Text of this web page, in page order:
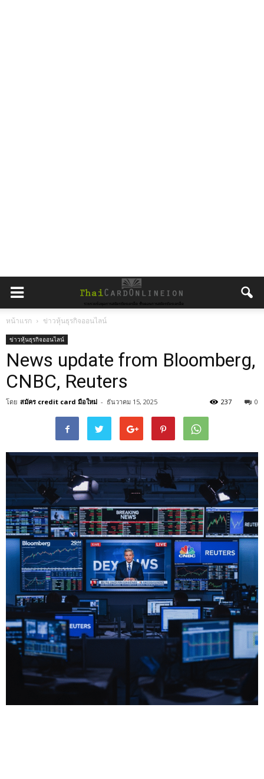
หน้าแรก ข่าวหุ้นธุรกิจออนไลน์
ข่าวหุ้นธุรกิจออนไลน์
News update from Bloomberg,
CNBC, Reuters
โดย สมัคร credit card มือใหม่ - ธันวาคม 15, 2025 0
237